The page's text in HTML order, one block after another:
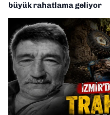
büyük rahatlama geliyor